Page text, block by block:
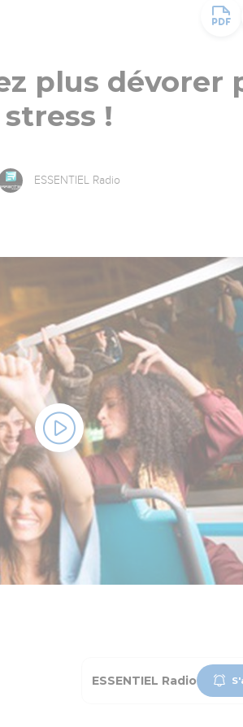
plus dévorer
stress !
ESSENTIEL Radio
ESSENTIEL Radio